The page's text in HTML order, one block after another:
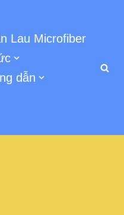
Lau Microfiber
dẫn